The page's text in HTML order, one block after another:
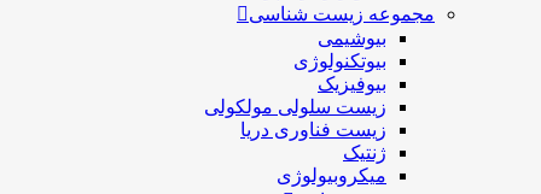
مجموعه زیست شناسی
بیوشیمی
بیوتکنولوژی
بیوفیزیک
زیست سلولی مولکولی
زیست فناوری دریا
ژنتیک
میکروبیولوژی